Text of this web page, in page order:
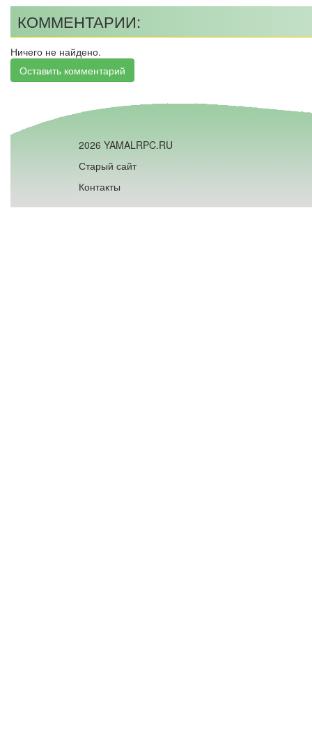
КОММЕНТАРИИ:
Ничего не найдено.
Оставить комментарий
2026 YAMALRPC.RU
Старый сайт
Контакты